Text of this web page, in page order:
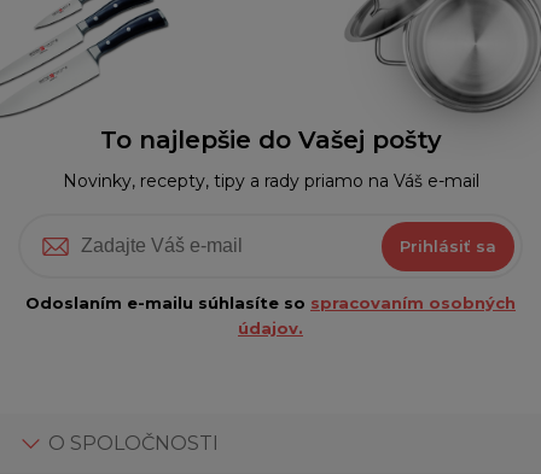
To najlepšie do Vašej pošty
Novinky, recepty, tipy a rady priamo na Váš e-mail
Prihlásiť sa
Odoslaním e-mailu súhlasíte so spracovaním osobných
údajov.
O SPOLOČNOSTI